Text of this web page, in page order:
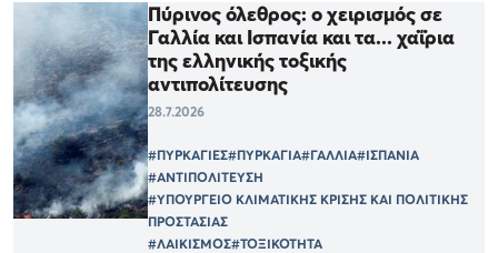
Πύρινος όλεθρος: ο χειρισμός σε
Γαλλία και Ισπανία και τα... χαΐρια
της ελληνικής τοξικής
αντιπολίτευσης
28.7.2026
#ΠΥΡΚΑΓΙΕΣ#ΠΥΡΚΑΓΙΑ#ΓΑΛΛΙΑ#ΙΣΠΑΝΙΑ
#ΑΝΤΙΠΟΛΙΤΕΥΣΗ
#ΥΠΟΥΡΓΕΙΟ ΚΛΙΜΑΤΙΚΗΣ ΚΡΙΣΗΣ ΚΑΙ ΠΟΛΙΤΙΚΗΣ
ΠΡΟΣΤΑΣΙΑΣ
#ΛΑΙΚΙΣΜΟΣ#ΤΟΞΙΚΟΤΗΤΑ